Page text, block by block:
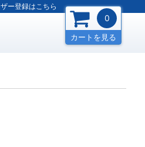
ー登録はこちら
0
カートを見る